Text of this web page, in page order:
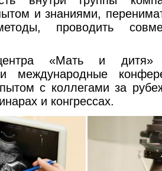
и знаниями,
проводить
«Мать и дитя»
и международные
с коллегами за
и конгрессах.